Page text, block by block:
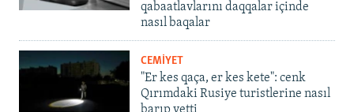
qabaatlavlarını daqqalar içinde
nasıl baqalar
CEMİYET
"Er kes qaça, er kes kete": cenk
Qırımdaki Rusiye turistlerine nasıl